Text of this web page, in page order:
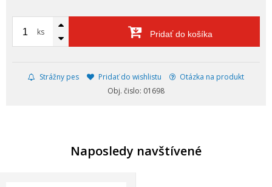
ks Pridať do košíka
Strážny pes Pridať do wishlistu
Otázka na produkt
Obj. čislo: 01698
Naposledy navštívené